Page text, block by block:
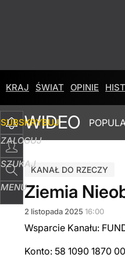
KRAJ ŚWIAT OPINIE
SUBSKRYBUJ
ZALOGUJ
SZUKAJ
MENU
WIDEO
KANAŁ DO RZECZY
Ziemia
2 listopada 2025 16:00
Wsparcie Kanału:
Konto: 58 1090 1870